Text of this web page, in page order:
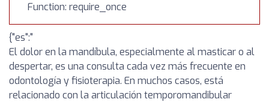
Function: require_once
{"es":"
El dolor en la mandíbula, especialmente al masticar o al
despertar, es una consulta cada vez más frecuente en
odontología y fisioterapia. En muchos casos, está
relacionado con la articulación temporomandibular